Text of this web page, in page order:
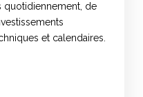
quotidiennement, de
et calendaires.